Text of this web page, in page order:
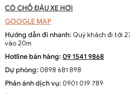
CÓ CHỖ ĐẬU XE HƠI
GOOGLE MAP
Hướng dẫn đi nhanh: Quý khách đi tới
vào 20m
Hotline bán hàng: 09 1541 9868
Dự phòng: 0898 681 898
Phản ánh dịch vụ: 0901 019 789